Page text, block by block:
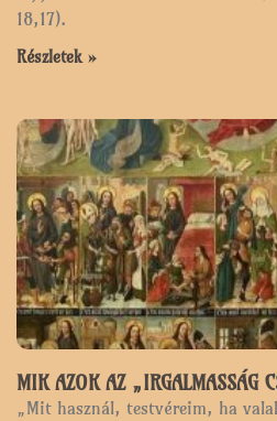
18,17).
Részletek »
MIK AZOK AZ „IRGALMASSÁG
„Mit használ, testvéreim, ha